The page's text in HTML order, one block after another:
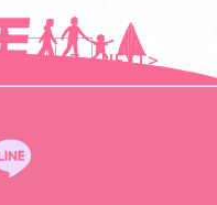
6 7 NEXT>